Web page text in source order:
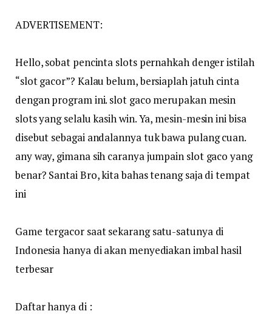
ADVERTISEMENT:
Hello, sobat pencinta slots pernahkah denger istilah
“slot gacor”? Kalau belum, bersiaplah jatuh cinta
dengan program ini. slot gaco merupakan mesin
slots yang selalu kasih win. Ya, mesin-mesin ini bisa
disebut sebagai andalannya tuk bawa pulang cuan.
any way, gimana sih caranya jumpain slot gaco yang
benar? Santai Bro, kita bahas tenang saja di tempat
ini
Game tergacor saat sekarang satu-satunya di
Indonesia hanya di akan menyediakan imbal hasil
terbesar
Daftar hanya di :